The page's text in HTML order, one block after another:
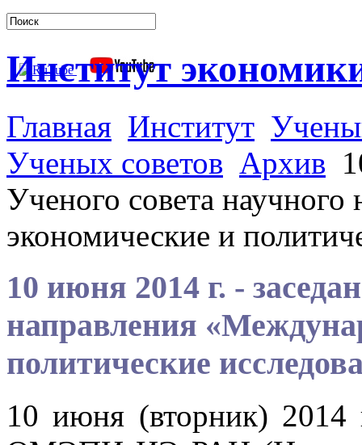
Институт
Главная Институт
Ученых советов Архив
Ученого совета
экономические и
10 июня 2014 г. -
направления
политические
10 июня (вторник) 2014